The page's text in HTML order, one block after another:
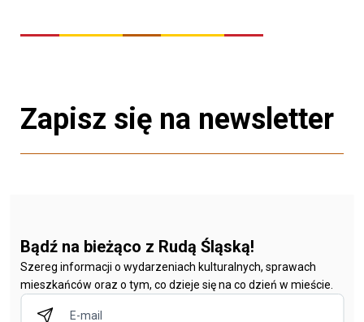
Zapisz się na newsletter
Bądź na bieżąco z Rudą Śląską!
Szereg informacji o wydarzeniach kulturalnych, sprawach
mieszkańców oraz o tym, co dzieje się na co dzień w mieście.